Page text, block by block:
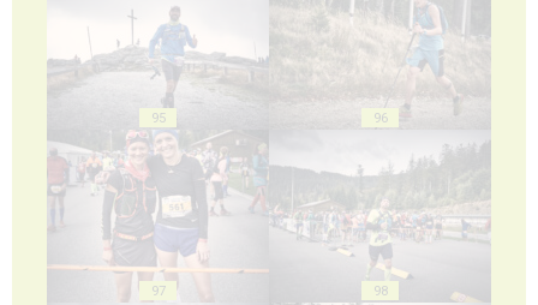
95 96
97 98